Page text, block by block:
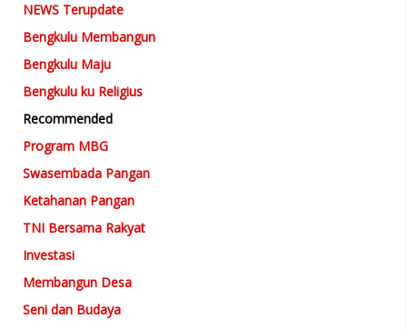
NEWS Terupdate
Bengkulu Membangun
Bengkulu Maju
Bengkulu ku Religius
Recommended
Program MBG
Swasembada Pangan
Ketahanan Pangan
TNI Bersama Rakyat
Investasi
Membangun Desa
Seni dan Budaya